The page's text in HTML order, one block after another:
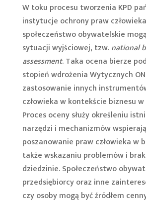
W toku procesu tworzenia KPD
instytucje ochrony praw
społeczeństwo obywatelskie
sytuacji wyjściowej, tzw.national
assessment. Taka ocena bierze
stopień wdrożenia Wytycznych
zastosowanie innych
człowieka w kontekście biznesu
Proces oceny służy określeniu
narzędzi i mechanizmów
poszanowanie praw człowieka w
także wskazaniu problemów i
dziedzinie. Społeczeństwo
przedsiębiorcy oraz inne
czy osoby mogą być źródłem